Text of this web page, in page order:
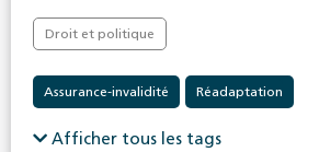
Droit et politique
Assurance-invalidité Réadaptation
Afficher tous les tags